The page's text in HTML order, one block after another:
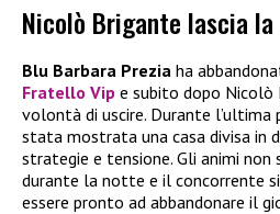
Nicolò Brigante lascia la
Blu Barbara Prezia ha
Fratello Vip e subito dopo Nicolò
volontà di uscire. Durante l’ultima
stata mostrata una casa divisa in
strategie e tensione. Gli animi non
durante la notte e il concorrente
essere pronto ad abbandonare il